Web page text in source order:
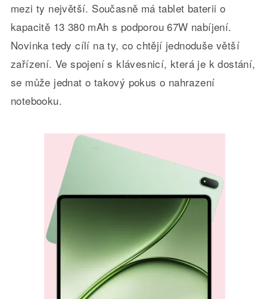
mezi ty největší. Současně má tablet baterii o
kapacitě 13 380 mAh s podporou 67W nabíjení.
Novinka tedy cílí na ty, co chtějí jednoduše větší
zařízení. Ve spojení s klávesnicí, která je k dostání,
se může jednat o takový pokus o nahrazení
notebooku.